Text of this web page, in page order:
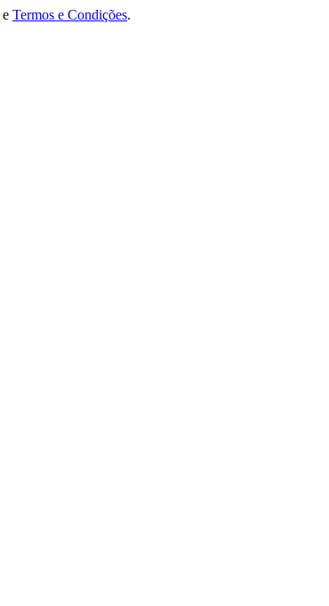
e Termos e Condições.